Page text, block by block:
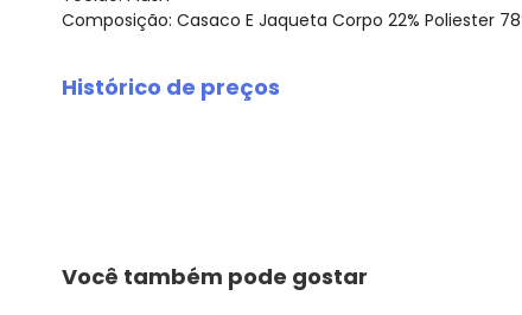
Composição: Casaco E Jaqueta Corpo 22% Poliester
Histórico de preços
abril/2026
Você também pode gostar